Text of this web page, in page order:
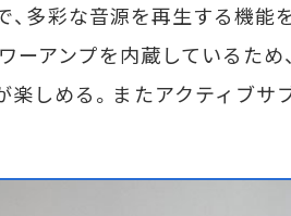
多彩な音源を再生する機能
ーアンプを内蔵しているた
楽しめる。またアクティブ